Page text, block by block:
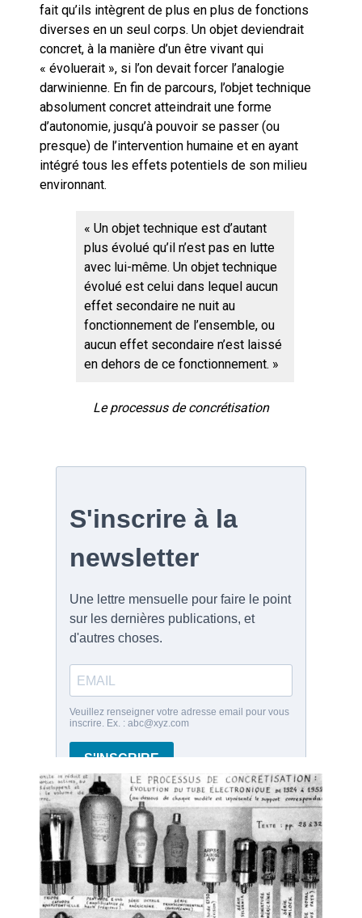
fait qu’ils intègrent de plus en plus de fonctions
diverses en un seul corps. Un objet deviendrait
concret, à la manière d’un être vivant qui
« évoluerait », si l’on devait forcer l’analogie
darwinienne. En fin de parcours, l’objet technique
absolument concret atteindrait une forme
d’autonomie, jusqu’à pouvoir se passer (ou
presque) de l’intervention humaine et en ayant
intégré tous les effets potentiels de son milieu
environnant.
« Un objet technique est d’autant
plus évolué qu’il n’est pas en lutte
avec lui-même. Un objet technique
évolué est celui dans lequel aucun
effet secondaire ne nuit au
fonctionnement de l’ensemble, ou
aucun effet secondaire n’est laissé
en dehors de ce fonctionnement. »
Le processus de concrétisation